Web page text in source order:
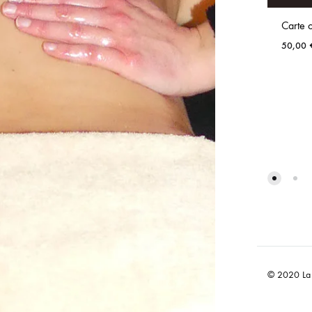
Carte
50,00
© 2020 La